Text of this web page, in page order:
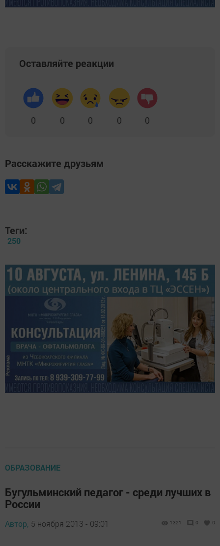
Оставляйте реакции
0 0 0 0 0
Расскажите друзьям
Теги:
250
ОБРАЗОВАНИЕ
Бугульминский педагог - среди лучших в
России
Автор, 5 ноября 2013 - 09:01 1321 0 0